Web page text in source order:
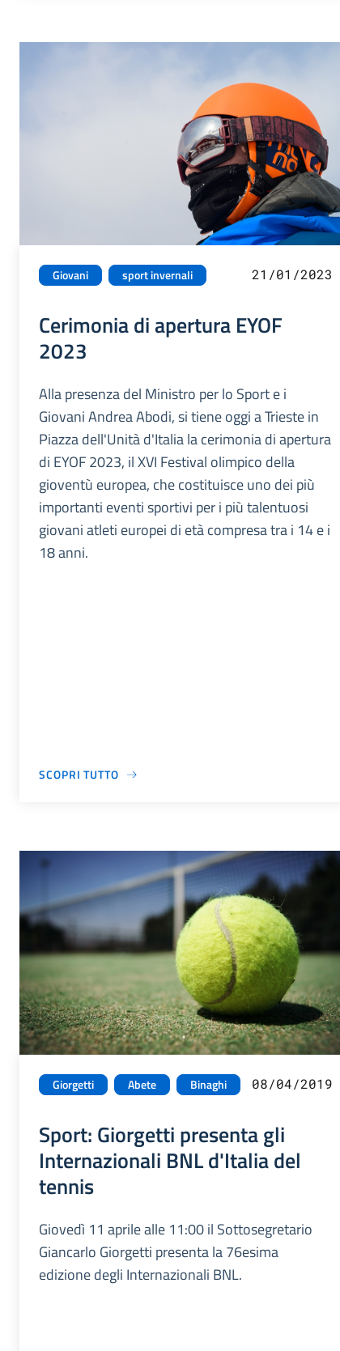
Giovani sport invernali 21/01/2023
Cerimonia di apertura EYOF
2023
Alla presenza del Ministro per lo Sport e i
Giovani Andrea Abodi, si tiene oggi a Trieste in
Piazza dell'Unità d'Italia la cerimonia di apertura
di EYOF 2023, il XVI Festival olimpico della
gioventù europea, che costituisce uno dei più
importanti eventi sportivi per i più talentuosi
giovani atleti europei di età compresa tra i 14 e i
18 anni.
SCOPRI TUTTO
Giorgetti Abete Binaghi 08/04/2019
Sport: Giorgetti presenta gli
Internazionali BNL d'Italia del
tennis
Giovedì 11 aprile alle 11:00 il Sottosegretario
Giancarlo Giorgetti presenta la 76esima
edizione degli Internazionali BNL.